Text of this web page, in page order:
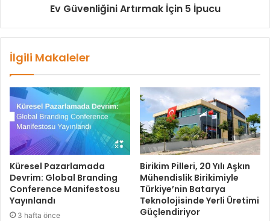
Ev Güvenliğini Artırmak İçin 5 İpucu
İlgili Makaleler
Küresel Pazarlamada
Devrim: Global Branding
Conference Manifestosu
Yayınlandı
3 hafta önce
Birikim Pilleri, 20 Yılı Aşkın
Mühendislik Birikimiyle
Türkiye’nin Batarya
Teknolojisinde Yerli Üretimi
Güçlendiriyor